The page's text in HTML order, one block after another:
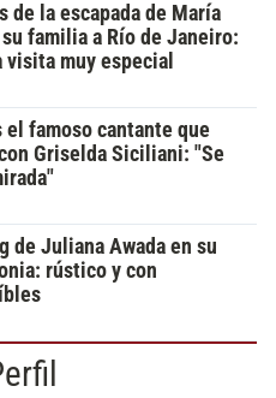
de la escapada de María
familia a Río de Janeiro:
visita muy especial
el famoso cantante que
Griselda Siciliani: "Se
de Juliana Awada en su
rústico y con